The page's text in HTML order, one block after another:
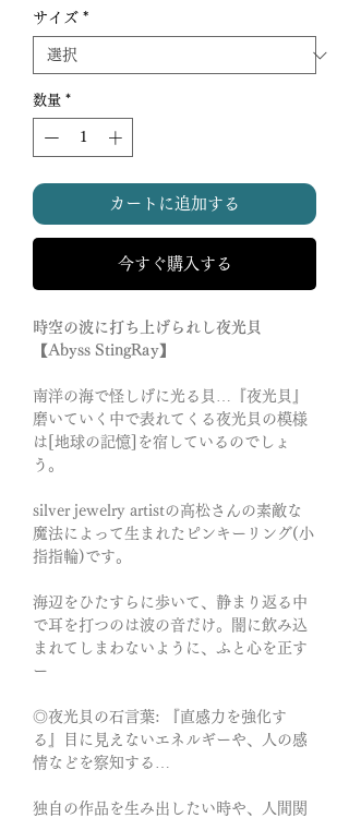
サイズ *
数量 *
カートに追加する
今すぐ購入する
時空の波に打ち上げられし夜光貝
【Abyss StingRay】
南洋の海で怪しげに光る貝…『夜光貝』
磨いていく中で表れてくる夜光貝の模様
は[地球の記憶]を宿しているのでしょ
う。
silver jewelry artistの高松さんの素敵な
魔法によって生まれたピンキーリング(小
指指輪)です。
海辺をひたすらに歩いて、静まり返る中
で耳を打つのは波の音だけ。闇に飲み込
まれてしまわないように、ふと心を正す
ー
◎夜光貝の石言葉: 『直感力を強化す
る』目に見えないエネルギーや、人の感
情などを察知する…
独自の作品を生み出したい時や、人間関